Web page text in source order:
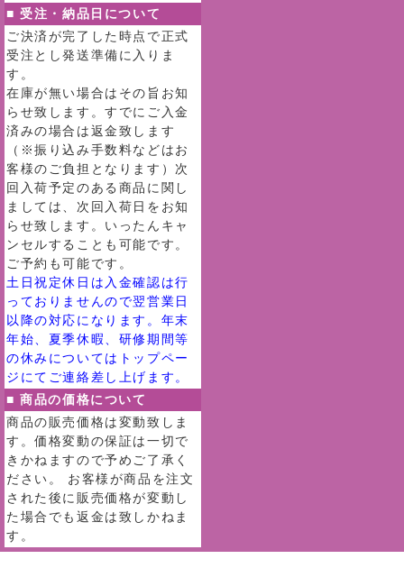
■ 受注・納品日について
ご決済が完了した時点で正式
受注とし発送準備に入りま
す。
在庫が無い場合はその旨お知
らせ致します。すでにご入金
済みの場合は返金致します
（※振り込み手数料などはお
客様のご負担となります）次
回入荷予定のある商品に関し
ましては、次回入荷日をお知
らせ致します。いったんキャ
ンセルすることも可能です。
ご予約も可能です。
土日祝定休日は入金確認は行
っておりませんので翌営業日
以降の対応になります。年末
年始、夏季休暇、研修期間等
の休みについてはトップペー
ジにてご連絡差し上げます。
■ 商品の価格について
商品の販売価格は変動致しま
す。価格変動の保証は一切で
きかねますので予めご了承く
ださい。 お客様が商品を注文
された後に販売価格が変動し
た場合でも返金は致しかねま
す。